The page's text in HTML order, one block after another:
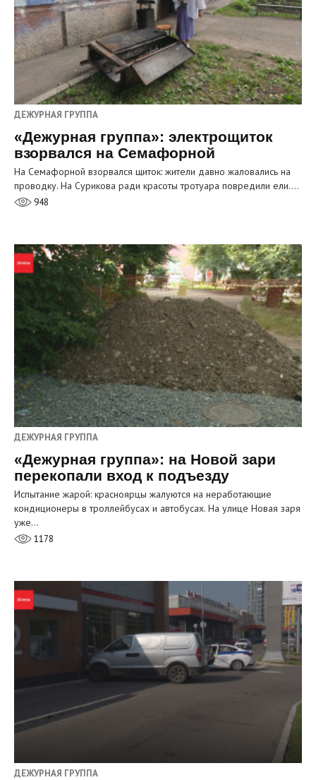
ДЕЖУРНАЯ ГРУППА
«Дежурная группа»: электрощиток
взорвался на Семафорной
На Семафорной взорвался щиток: жители давно жаловались на
проводку. На Сурикова ради красоты тротуара повредили ели.…
948
ДЕЖУРНАЯ ГРУППА
«Дежурная группа»: на Новой зари
перекопали вход к подъезду
Испытание жарой: красноярцы жалуются на неработающие
кондиционеры в троллейбусах и автобусах. На улице Новая заря
уже…
1178
ДЕЖУРНАЯ ГРУППА